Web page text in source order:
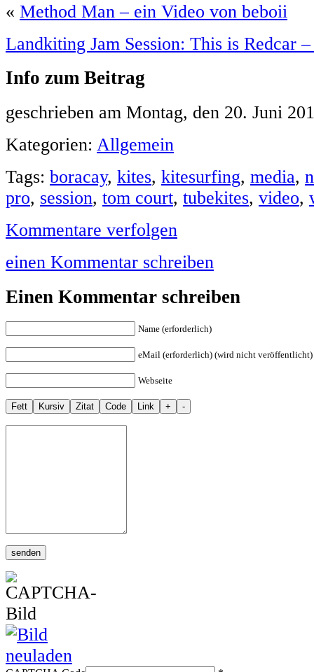
« Method Man – ein Video von beboii
Landkiting Jam Session: This is Redcar
Info zum Beitrag
geschrieben am Montag, den 20. Juni
Kategorien: Allgemein
Tags: boracay, kites, kitesurfing, media,
pro, session, tom court, tubekites, video,
Kommentare verfolgen
einen Kommentar schreiben
Einen Kommentar schreiben
Name (erforderlich)
eMail (erforderlich) (wird nicht veröffentlicht)
Webseite